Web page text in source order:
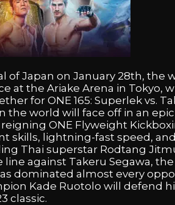
ofJapan on January 28th, the
at the Ariake Arena in Tokyo,
for ONE 165: Superlek vs.
the world will face off in an epic
reigning ONE Flyweight
skills, lightning-fast speed, and
Thai superstar Rodtang
line against Takeru Segawa, the
dominated almost every
Kade Ruotolo will defend
classic.